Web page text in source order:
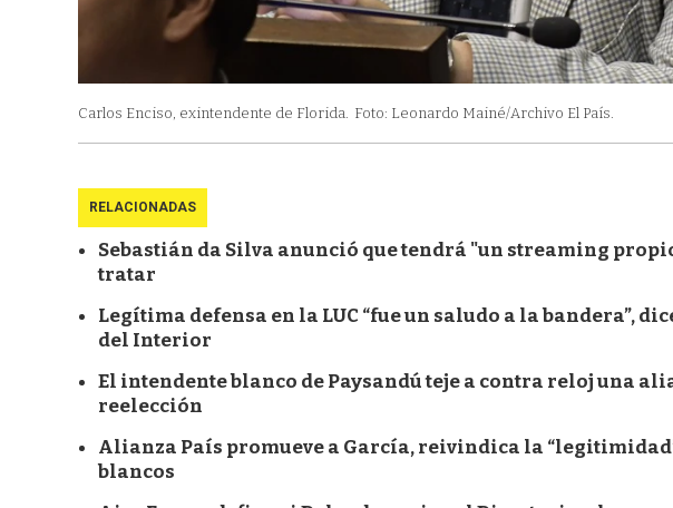
Carlos Enciso, exintendente de Florida. Foto: Leonardo Mainé/Archivo El País.
RELACIONADAS
Sebastián da Silva anunció que tendrá "un streaming
tratar
Legítima defensa en la LUC “fue un saludo a la bandera”,
del Interior
El intendente blanco de Paysandú teje a contra reloj una
reelección
Alianza País promueve a García, reivindica la
blancos